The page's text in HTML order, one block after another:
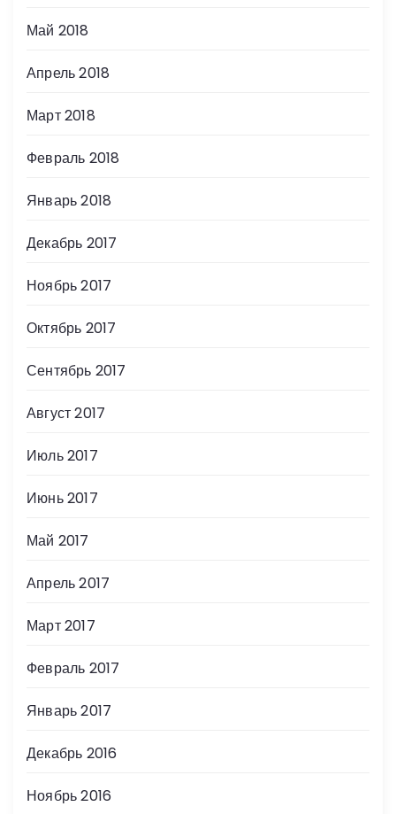
Май 2018
Апрель 2018
Март 2018
Февраль 2018
Январь 2018
Декабрь 2017
Ноябрь 2017
Октябрь 2017
Сентябрь 2017
Август 2017
Июль 2017
Июнь 2017
Май 2017
Апрель 2017
Март 2017
Февраль 2017
Январь 2017
Декабрь 2016
Ноябрь 2016